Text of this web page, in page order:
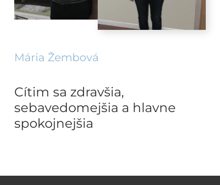
Mária Žembová
Cítim sa zdravšia,
sebavedomejšia a hlavne
spokojnejšia